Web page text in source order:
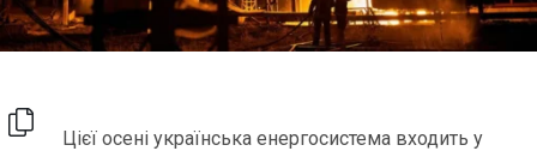
Цієї осені українська енергосистема входить у